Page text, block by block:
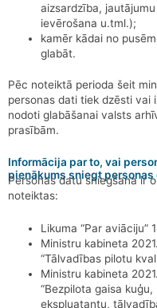
aizsardzība,
ievērošana u.tml.);
kamēr kādai no
glabāt.
Pēc noteiktā perioda šeit
personas dati tiek dzēsti vai
nodoti glabāšanai valsts
prasībām.
Informācija par to, vai
pienākums sniegt personas
Personas datu sniegšana ir
noteiktas:
Likuma “Par aviāciju”
Ministru kabineta
“Tālvadības pilotu
Ministru kabineta
“Bezpilota gaisa
ekspluatantu,